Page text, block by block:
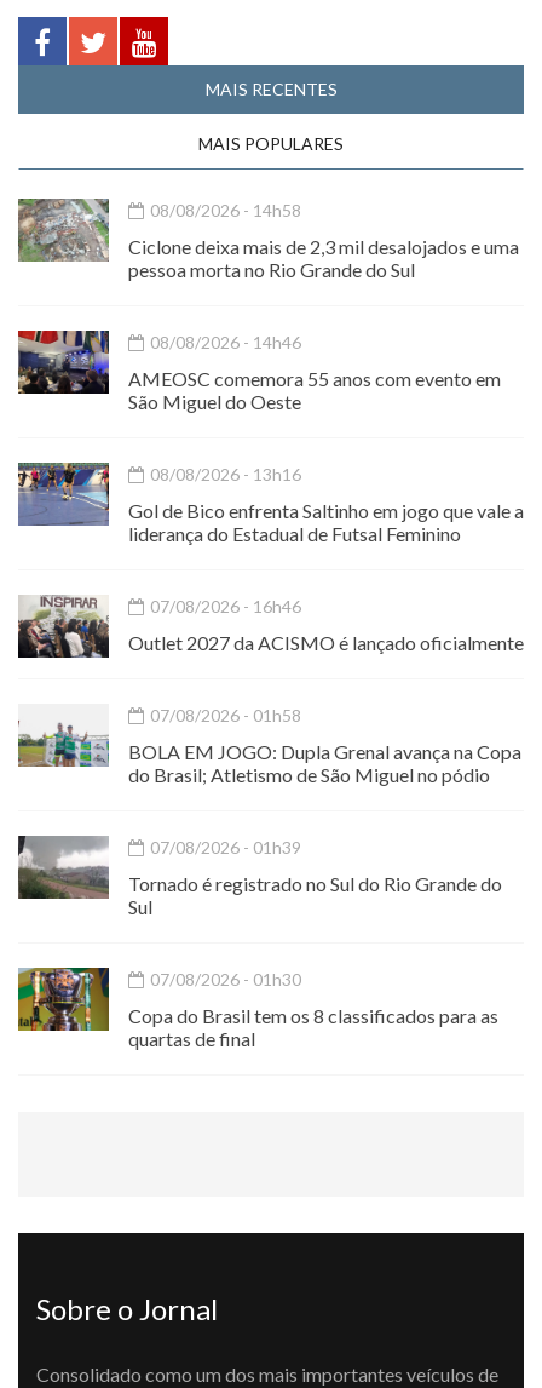
MAIS RECENTES
MAIS POPULARES
08/08/2026 - 14h58
Ciclone deixa mais de 2,3 mil desalojados e uma
pessoa morta no Rio Grande do Sul
08/08/2026 - 14h46
AMEOSC comemora 55 anos com evento em
São Miguel do Oeste
08/08/2026 - 13h16
Gol de Bico enfrenta Saltinho em jogo que vale a
liderança do Estadual de Futsal Feminino
07/08/2026 - 16h46
Outlet 2027 da ACISMO é lançado oficialmente
07/08/2026 - 01h58
BOLA EM JOGO: Dupla Grenal avança na Copa
do Brasil; Atletismo de São Miguel no pódio
07/08/2026 - 01h39
Tornado é registrado no Sul do Rio Grande do
Sul
07/08/2026 - 01h30
Copa do Brasil tem os 8 classificados para as
quartas de final
Sobre o Jornal
Consolidado como um dos mais importantes veículos de